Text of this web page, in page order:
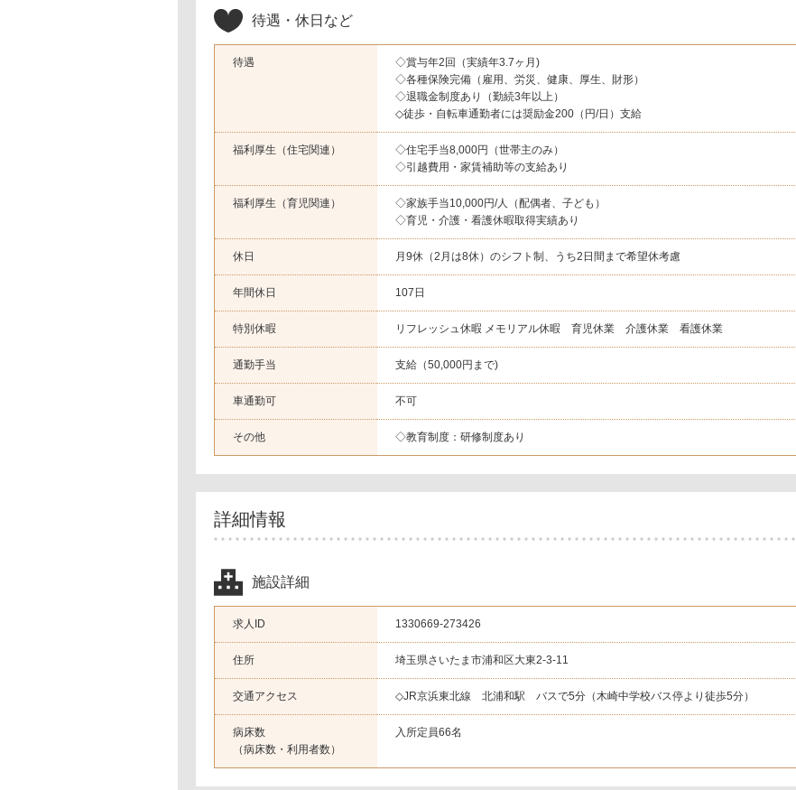
待遇・休日など
待遇
◇賞与年2回（実績年3.7ヶ月)
◇各種保険完備（雇用、労災、健康、厚生、財形）
◇退職金制度あり（勤続3年以上）
◇徒歩・自転車通勤者には奨励金200（円/日）支給
福利厚生（住宅関連）
◇住宅手当8,000円（世帯主のみ）
◇引越費用・家賃補助等の支給あり
福利厚生（育児関連）
◇家族手当10,000円/人（配偶者、子ども）
◇育児・介護・看護休暇取得実績あり
休日 月9休（2月は8休）のシフト制、うち2日間まで希望休考慮
年間休日 107日
特別休暇 リフレッシュ休暇 メモリアル休暇 育児休業 介護休業 看護休業
通勤手当 支給（50,000円まで)
車通勤可 不可
その他 ◇教育制度：研修制度あり
詳細情報
施設詳細
求人ID 1330669-273426
住所 埼玉県さいたま市浦和区大東2-3-11
交通アクセス ◇JR京浜東北線 北浦和駅 バスで5分（木崎中学校バス停より徒歩5分）
病床数
（病床数・利用者数）
入所定員66名